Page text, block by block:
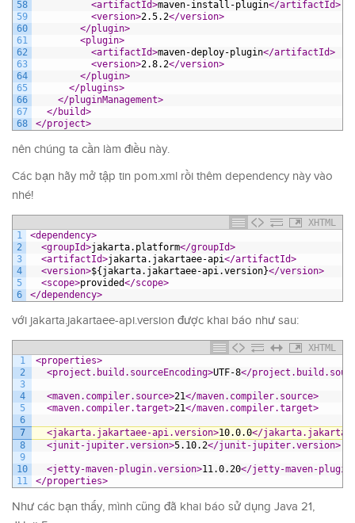
58
59
60
61
62
63
64
65
66
67
68
<artifactId>maven-install-plugin</artifactId>
<version>2.5.2</version>
</plugin>
<plugin>
<artifactId>maven-deploy-plugin</artifactId>
<version>2.8.2</version>
</plugin>
</plugins>
</pluginManagement>
</build>
</project>
nên chúng ta cần làm điều này.
Các bạn hãy mở tập tin pom.xml rồi thêm dependency này vào
nhé!
XHTML
1
2
3
4
5
6
<dependency>
<groupId>jakarta.platform</groupId>
<artifactId>jakarta.jakartaee-api</artifactId>
<version>${jakarta.jakartaee-api.version}</version>
<scope>provided</scope>
</dependency>
với jakarta.jakartaee-api.version được khai báo như sau:
XHTML
1
2
3
4
5
6
7
8
9
10
11
<properties>
<project.build.sourceEncoding>UTF-8</
<maven.compiler.source>21</maven.compiler.source>
<maven.compiler.target>21</maven.compiler.target>
<jakarta.jakartaee-api.version>10.0.0</
<junit-jupiter.version>5.10.2</junit-jupiter.version>
<jetty-maven-plugin.version>11.0.20</jetty-maven-
</properties>
Như các bạn thấy, mình cũng đã khai báo sử dụng Java 21,